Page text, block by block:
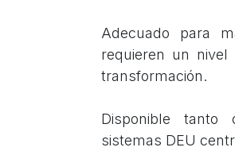
Adecuado para
requieren un
transformación.
Disponible tanto
sistemas DEU